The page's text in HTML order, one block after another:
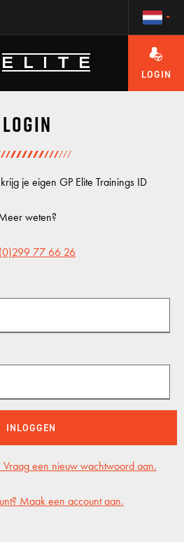
LOGIN
Login
je eigen GP Elite Trainings ID
weten?
77 66 26
INLOGGEN
een nieuw wachtwoord aan.
Maak een account aan.